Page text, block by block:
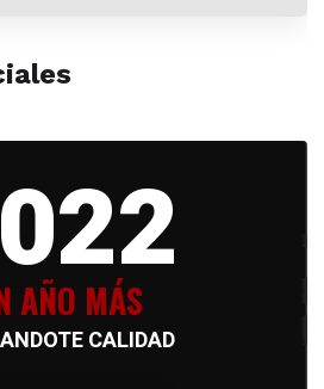
AÑO MÁS
CALIDAD